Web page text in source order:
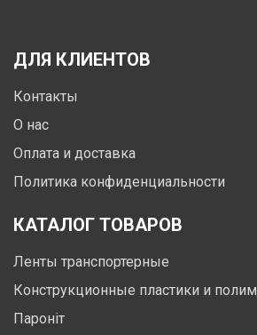
ДЛЯ КЛИЕНТОВ
Контакты
О нас
Оплата и доставка
Политика конфиденциальности
КАТАЛОГ ТОВАРОВ
Ленты транспортерные
Конструкционные пластики и
Пароніт